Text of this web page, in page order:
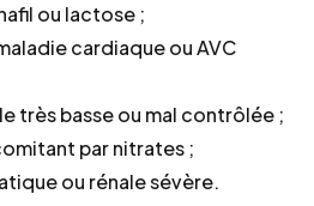
ou lactose ;
cardiaque ou AVC
très basse ou mal contrôlée ;
par nitrates ;
ou rénale sévère.